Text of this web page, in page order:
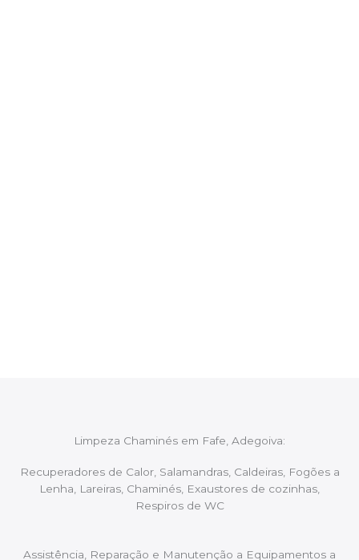
Limpeza Chaminés em Fafe, Adegoiva:
Recuperadores de Calor, Salamandras, Caldeiras, Fogões a
Lenha, Lareiras, Chaminés, Exaustores de cozinhas,
Respiros de WC
Assistência, Reparação e Manutenção a Equipamentos a